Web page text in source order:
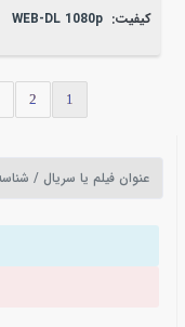
کیفیت: WEB-DL 1080p
1
2